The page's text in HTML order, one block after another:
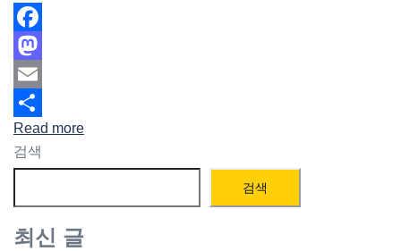
Facebook
Mastodon
Email
Share
Read more
검색
검색
최신 글